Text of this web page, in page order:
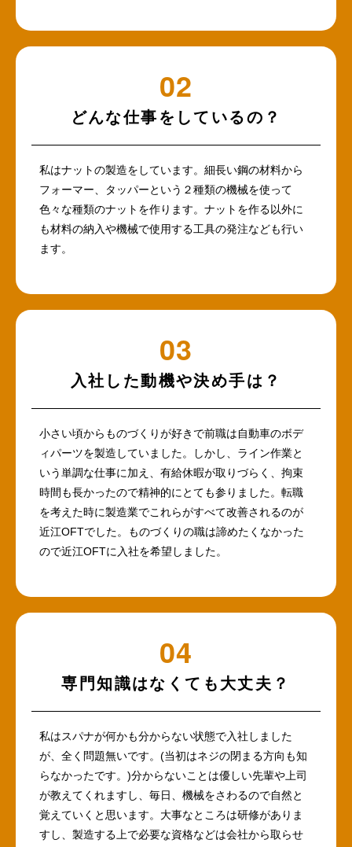
どんな仕事をしているの？
私はナットの製造をしています。細長い鋼の材料から
フォーマー、タッパーという２種類の機械を使って
色々な種類のナットを作ります。ナットを作る以外に
も材料の納入や機械で使用する工具の発注なども行い
ます。
入社した動機や決め手は？
小さい頃からものづくりが好きで前職は自動車のボデ
ィパーツを製造していました。しかし、ライン作業と
いう単調な仕事に加え、有給休暇が取りづらく、拘束
時間も長かったので精神的にとても参りました。転職
を考えた時に製造業でこれらがすべて改善されるのが
近江OFTでした。ものづくりの職は諦めたくなかった
ので近江OFTに入社を希望しました。
専門知識はなくても大丈夫？
私はスパナが何かも分からない状態で入社しました
が、全く問題無いです。(当初はネジの閉まる方向も知
らなかったです。)分からないことは優しい先輩や上司
が教えてくれますし、毎日、機械をさわるので自然と
覚えていくと思います。大事なところは研修がありま
すし、製造する上で必要な資格などは会社から取らせ